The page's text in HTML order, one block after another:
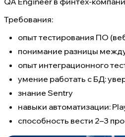
Требования:
опыт тестирования ПО
понимание разницы
опыт интеграционного
умение работать с БД:
знание Sentry
навыки автоматизации:
способность вести 2–3